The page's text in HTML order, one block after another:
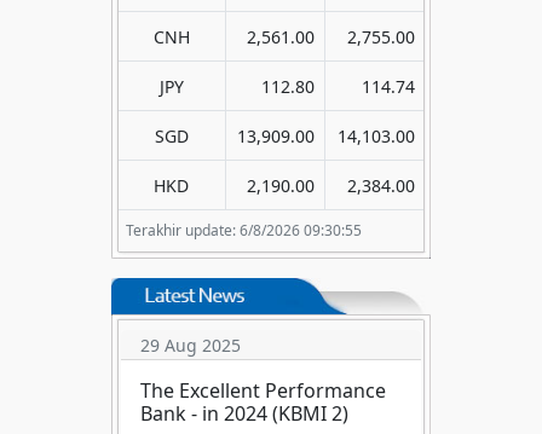
Terakhir update: 6/8/2026 09:30:55
CNH 2,561.00 2,755.00
JPY 112.80 114.74
SGD 13,909.00 14,103.00
HKD 2,190.00 2,384.00
29 Aug 2025
The Excellent Performance
Bank - in 2024 (KBMI 2)